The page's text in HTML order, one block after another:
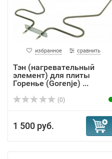
избранное сравнить
Тэн (нагревательный
элемент) для плиты
Горенье (Gorenje) ...
(0)
1 500 руб.